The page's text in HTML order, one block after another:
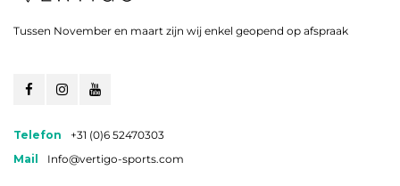
Tussen November en maart zijn wij enkel geopend op afspraak
Telefon
+31 (0)6 52470303
Mail
Info@vertigo-sports.com